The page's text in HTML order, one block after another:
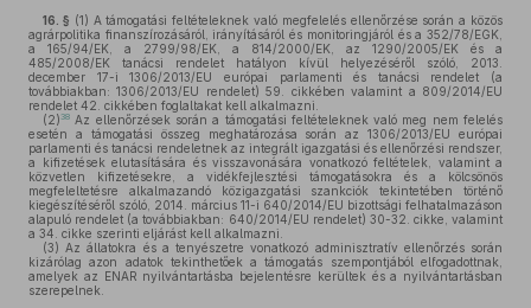
16. § (1) A támogatási feltételeknek való megfelelés ellenőrzése során a közös
agrárpolitika finanszírozásáról, irányításáról és monitoringjáról és a 352/78/EGK,
a 165/94/EK, a 2799/98/EK, a 814/2000/EK, az 1290/2005/EK és a
485/2008/EK tanácsi rendelet hatályon kívül helyezéséről szóló, 2013.
december 17-i 1306/2013/EU európai parlamenti és tanácsi rendelet (a
továbbiakban: 1306/2013/EU rendelet) 59. cikkében valamint a 809/2014/EU
rendelet 42. cikkében foglaltakat kell alkalmazni.
(2) 38 Az ellenőrzések során a támogatási feltételeknek való meg nem felelés
esetén a támogatási összeg meghatározása során az 1306/2013/EU európai
parlamenti és tanácsi rendeletnek az integrált igazgatási és ellenőrzési rendszer,
a kifizetések elutasítására és visszavonására vonatkozó feltételek, valamint a
közvetlen kifizetésekre, a vidékfejlesztési támogatásokra és a kölcsönös
megfeleltetésre alkalmazandó közigazgatási szankciók tekintetében történő
kiegészítéséről szóló, 2014. március 11-i 640/2014/EU bizottsági felhatalmazáson
alapuló rendelet (a továbbiakban: 640/2014/EU rendelet) 30-32. cikke, valamint
a 34. cikke szerinti eljárást kell alkalmazni.
(3) Az állatokra és a tenyészetre vonatkozó adminisztratív ellenőrzés során
kizárólag azon adatok tekinthetőek a támogatás szempontjából elfogadottnak,
amelyek az ENAR nyilvántartásba bejelentésre kerültek és a nyilvántartásban
szerepelnek.